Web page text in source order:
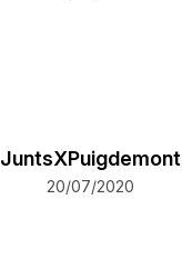
JuntsXPuigdemont
20/07/2020